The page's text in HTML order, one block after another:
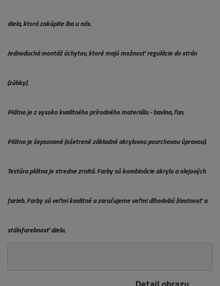
diela, ktorá zakúpite iba u nás.
Jednoduchá montáž úchytov, ktoré majú možnosť regulácie do strán
(zúbky).
Plátno je z vysoko kvalitného prírodného materiálu - bavlna, ľan.
Plátno je šepsované (ošetrené základné akrylovou povrchovou úpravou).
Textúra plátna je stredne zrnitá. Farby sú kombinácie akrylu a olejových
farieb. Farby sú veľmi kvalitné a zaručujeme veľmi dlhodobú životnosť a
stálofarebnosť diela.